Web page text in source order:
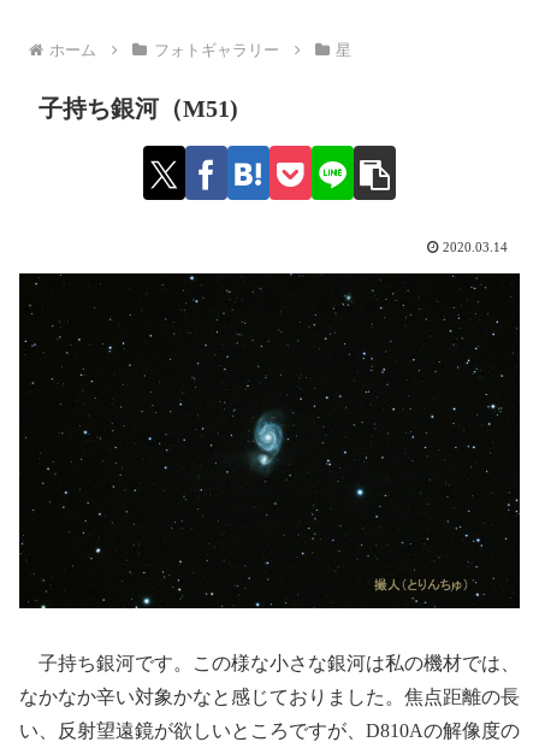
ホーム フォトギャラリー 星
子持ち銀河（M51)
2020.03.14
子持ち銀河です。この様な小さな銀河は私の機材では、
なかなか辛い対象かなと感じておりました。焦点距離の長
い、反射望遠鏡が欲しいところですが、D810Aの解像度の